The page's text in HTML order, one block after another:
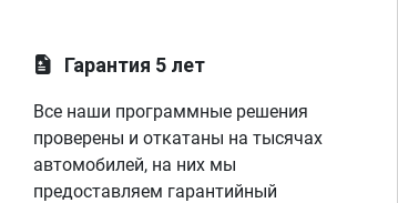
Гарантия 5 лет
Все наши программные решения
проверены и откатаны на тысячах
автомобилей, на них мы
предоставляем гарантийный